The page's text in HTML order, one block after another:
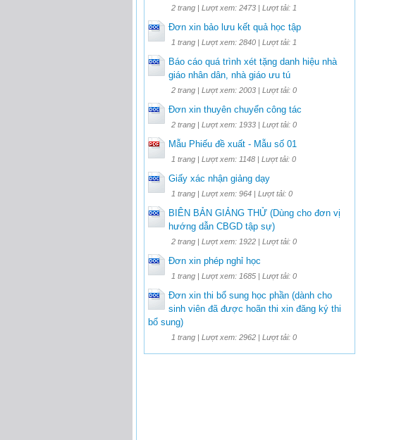
2 trang | Lượt xem: 2473 | Lượt tải: 1
Đơn xin bảo lưu kết quả học tập
1 trang | Lượt xem: 2840 | Lượt tải: 1
Báo cáo quá trình xét tặng danh hiệu nhà
giáo nhân dân, nhà giáo ưu tú
2 trang | Lượt xem: 2003 | Lượt tải: 0
Đơn xin thuyên chuyển công tác
2 trang | Lượt xem: 1933 | Lượt tải: 0
Mẫu Phiếu đề xuất - Mẫu số 01
1 trang | Lượt xem: 1148 | Lượt tải: 0
Giấy xác nhận giảng dạy
1 trang | Lượt xem: 964 | Lượt tải: 0
BIÊN BẢN GIẢNG THỬ (Dùng cho đơn vị
hướng dẫn CBGD tập sự)
2 trang | Lượt xem: 1922 | Lượt tải: 0
Đơn xin phép nghỉ học
1 trang | Lượt xem: 1685 | Lượt tải: 0
Đơn xin thi bổ sung học phần (dành cho
sinh viên đã được hoãn thi xin đăng ký thi
bổ sung)
1 trang | Lượt xem: 2962 | Lượt tải: 0